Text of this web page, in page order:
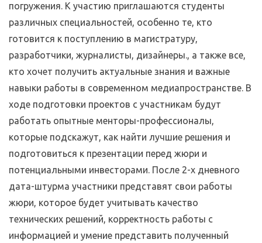
погружения. К участию приглашаются студенты
различных специальностей, особенно те, кто
готовится к поступлению в магистратуру,
разработчики, журналисты, дизайнеры., а также все,
кто хочет получить актуальные знания и важные
навыки работы в современном медиапространстве. В
ходе подготовки проектов с участникам будут
работать опытные менторы-профессионалы,
которые подскажут, как найти лучшие решения и
подготовиться к презентации перед жюри и
потенциальными инвесторами. После 2-х дневного
дата-штурма участники представят свои работы
жюри, которое будет учитывать качество
технических решений, корректность работы с
информацией и умение представить полученный